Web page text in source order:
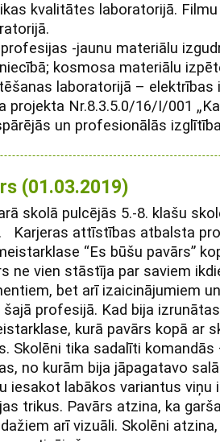
kvalitātes laboratorijā.
-jaunu materiālu
kosmosa materiālu
laboratorijā – elektrības
projekta Nr.8.3.5.0/16/I/001
un profesionālās
(01.03.2019)
skolā pulcējās 5.-8. klašu
Karjeras attīstības atbalsta
“Es būšu pavārs”
ne vien stāstīja par saviem
bet arī izaicinājumiem
šajā profesijā. Kad bija
kurā pavārs kopā ar
Skolēni tika sadalīti
no kurām bija jāpagatavo
iesakot labākos variantus viņu
trikus. Pavārs atzina, ka
arī vizuāli. Skolēni